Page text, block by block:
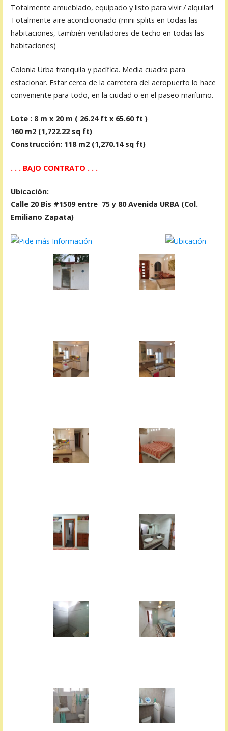
Totalmente amueblado, equipado y listo para vivir / alquilar!
Totalmente aire acondicionado (mini splits en todas las
habitaciones, también ventiladores de techo en todas las
habitaciones)
Colonia Urba tranquila y pacífica. Media cuadra para
estacionar. Estar cerca de la carretera del aeropuerto lo hace
conveniente para todo, en la ciudad o en el paseo marítimo.
Lote : 8 m x 20 m ( 26.24 ft x 65.60 ft )
160 m2 (1,722.22 sq ft)
Construcción: 118 m2 (1,270.14 sq ft)
. . . BAJO CONTRATO . . .
Ubicación:
Calle 20 Bis #1509 entre 75 y 80 Avenida URBA (Col.
Emiliano Zapata)